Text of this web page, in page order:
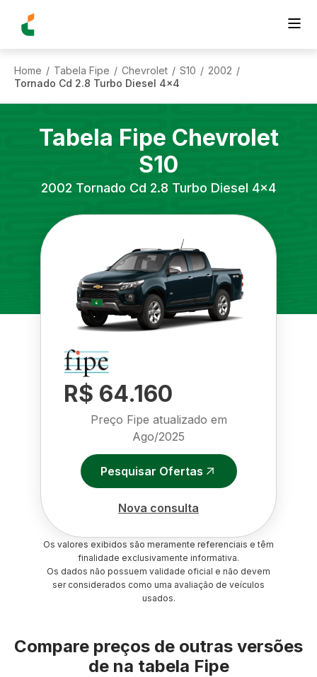
Home / Tabela Fipe / Chevrolet / S10 / 2002 /
Tornado Cd 2.8 Turbo Diesel 4x4
Tabela Fipe Chevrolet
S10
2002 Tornado Cd 2.8 Turbo Diesel 4x4
R$ 64.160
Preço Fipe atualizado em
Ago/2025
Pesquisar Ofertas
Nova consulta
Os valores exibidos são meramente referenciais e têm
finalidade exclusivamente informativa.
Os dados não possuem validade oficial e não devem
ser considerados como uma avaliação de veículos
usados.
Compare preços de outras versões
de na tabela Fipe